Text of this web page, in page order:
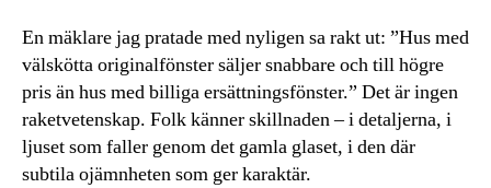
En mäklare jag pratade med nyligen sa rakt ut: ”Hus med
välskötta originalfönster säljer snabbare och till högre
pris än hus med billiga ersättningsfönster.” Det är ingen
raketvetenskap. Folk känner skillnaden – i detaljerna, i
ljuset som faller genom det gamla glaset, i den där
subtila ojämnheten som ger karaktär.